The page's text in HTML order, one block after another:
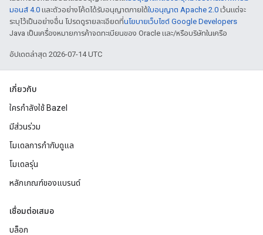
มอนส์ 4.0 และตัวอย่างโค้ดได้รับอนุญาตภายใต้ใบอนุญาต Apache 2.0 เว้นแต่จะ
ระบุไว้เป็นอย่างอื่น โปรดดูรายละเอียดที่นโยบายเว็บไซต์ Google Developers
Java เป็นเครื่องหมายการค้าจดทะเบียนของ Oracle และ/หรือบริษัทในเครือ
อัปเดตล่าสุด 2026-07-14 UTC
เกี่ยวกับ
ใครกำลังใช้ Bazel
มีส่วนร่วม
โมเดลการกำกับดูแล
โมเดลรุ่น
หลักเกณฑ์ของแบรนด์
เชื่อมต่อเสมอ
บล็อก